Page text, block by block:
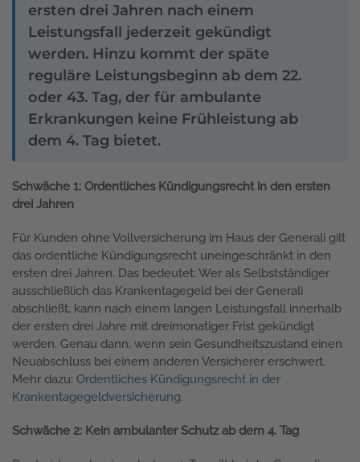
ersten drei Jahren nach einem
Leistungsfall jederzeit gekündigt
werden. Hinzu kommt der späte
reguläre Leistungsbeginn ab dem 22.
oder 43. Tag, der für ambulante
Erkrankungen keine Frühleistung ab
dem 4. Tag bietet.
Schwäche 1: Ordentliches Kündigungsrecht in den ersten
drei Jahren
Für Kunden ohne Vollversicherung im Haus der Generali gilt
das ordentliche Kündigungsrecht uneingeschränkt in den
ersten drei Jahren. Das bedeutet: Wer als Selbstständiger
ausschließlich das Krankentagegeld bei der Generali
abschließt, kann nach einem langen Leistungsfall innerhalb
der ersten drei Jahre mit dreimonatiger Frist gekündigt
werden. Genau dann, wenn sein Gesundheitszustand einen
Neuabschluss bei einem anderen Versicherer erschwert.
Mehr dazu: Ordentliches Kündigungsrecht in der
Krankentagegeldversicherung.
Schwäche 2: Kein ambulanter Schutz ab dem 4. Tag